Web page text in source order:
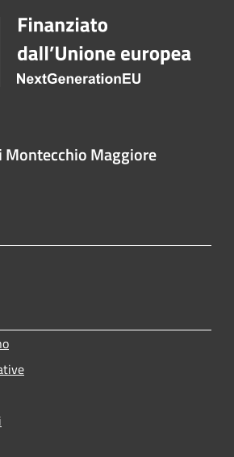
Montecchio Maggiore